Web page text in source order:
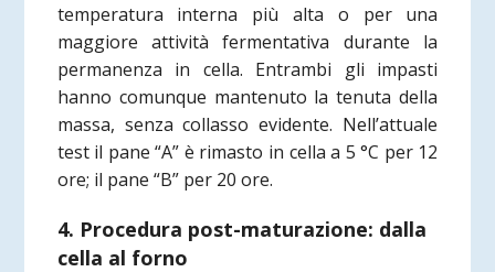
temperatura interna più alta o per una
maggiore attività fermentativa durante la
permanenza in cella. Entrambi gli impasti
hanno comunque mantenuto la tenuta della
massa, senza collasso evidente. Nell’attuale
test il pane “A” è rimasto in cella a 5 °C per 12
ore; il pane “B” per 20 ore.
4. Procedura post-maturazione: dalla
cella al forno